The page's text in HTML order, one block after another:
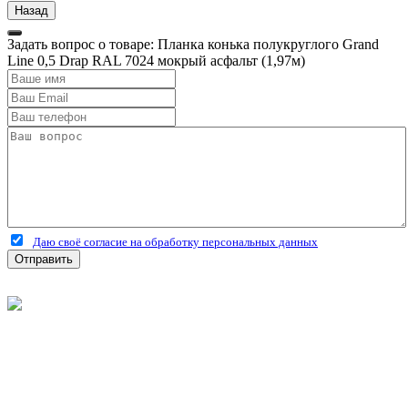
Задать вопрос о товаре: Планка конька полукруглого Grand
Line 0,5 Drap RAL 7024 мокрый асфальт (1,97м)
Даю своё согласие на обработку персональных данных
Отправить